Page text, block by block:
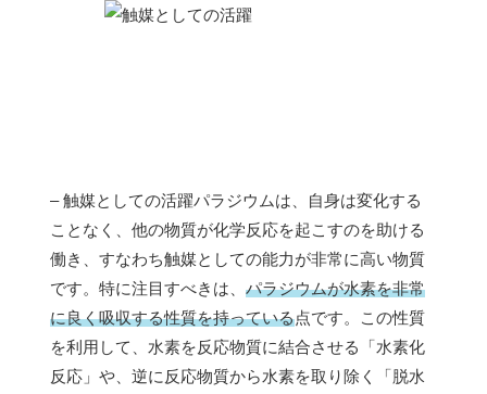
– 触媒としての活躍パラジウムは、自身は変化する
ことなく、他の物質が化学反応を起こすのを助ける
働き、すなわち触媒としての能力が非常に高い物質
です。特に注目すべきは、 パラジウムが水素を非常
に良く吸収する性質を持っている点です。この性質
を利用して、水素を反応物質に結合させる「水素化
反応」や、逆に反応物質から水素を取り除く「脱水